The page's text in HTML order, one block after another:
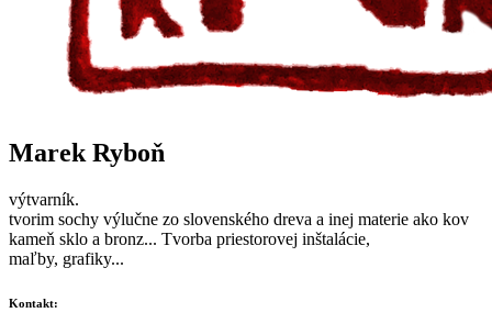
Marek Ryboň
výtvarník.
tvorim sochy výlučne zo slovenského dreva a inej materie ako kov
kameň sklo a bronz... Tvorba priestorovej inštalácie,
maľby, grafiky...
Kontakt: